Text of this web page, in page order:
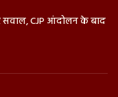
सवाल, CJP आंदोलन के बाद